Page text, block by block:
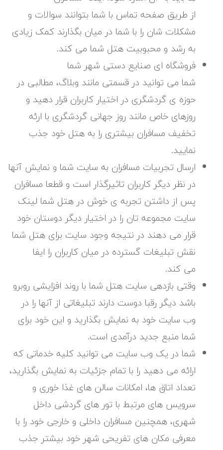
از طریق صفحه تماس با شما بتوانند سوالات و
مشکلات شان را با شما در میان بگذارند کمک زیادی
به رشد و محبوبیت هتل شما می کند.
فروشگاه ای صنایع دستی شهر شما
شما می توانید در قسمتی مانند وبلاگ، مطالبی در
حوزه ی گردشگری در اختیار کاربران قرار دهید و
روزهای خاص مانند روز جهانی گردشگری با ارئه
تخفیف مسافران بیشتری را به هتل خود جذب
نمایید.
ارسال تجربیات مسافران به سایت شما و نمایش آنها
در نظر دیگر کاربران تاثیرگذار است و قطعا مسافران
پس از داشتن تجربه ی خوش در هتل شما لینک
سایت مجموعه تان را در اختیار دیگر دوستان خود
قرار می دهند در نتیجه وجود سایت برای هتل شما
نقش تبلیغات گسترده در میان کاربران را ایفا
می کند.
وقتی بازدهی سایت هتل شما با روند افزایشی روبرو
باشد دیگر رقبا دوست دارند تبلیغاتی از آنها را در
وب سایت خود به نمایش بگذارید و این خود برای
شما منبع جدید درآمدی است.
شما در یک وب سایت می توانید کلیه خدماتی که
ارائه می دهید را با تمام جزئیات به نمایش بگذارید،
تعداد اتاق ها، امکانات سالن های غذا خوری و
سرویس های مرتبط با تور های گردشی داخل
شهری، همچنین مسافران داخلی و خارجی خود را با
معرفی مکان های تفریحی شهر خود بیشتر جذب